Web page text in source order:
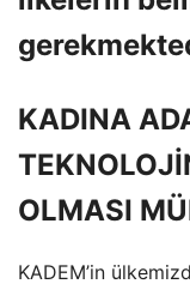
KADINA
OLMASI
KADEM’in